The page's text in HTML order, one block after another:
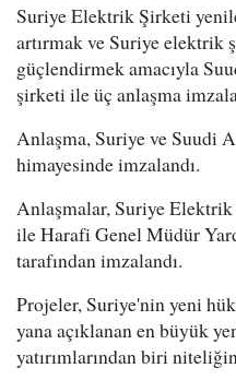
Suriye Elektrik Şirketi
artırmak ve Suriye elektrik
güçlendirmek amacıyla
şirketi ile üç anlaşma
Anlaşma, Suriye ve Suudi
himayesinde imzalandı.
Anlaşmalar, Suriye
ile Harafi Genel Müdür
tarafından imzalandı.
Projeler, Suriye'nin yeni
yana açıklanan en büyük
yatırımlarından biri